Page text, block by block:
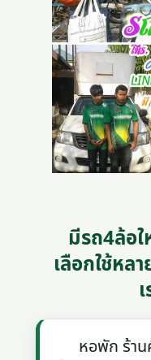
มีรถ4ล้อ
เลือกใช้หล
หอพัก ร้านค้